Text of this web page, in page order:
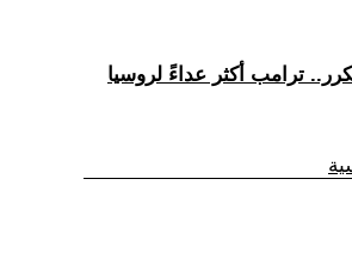
ترامب أكثر عداءً لروسيا